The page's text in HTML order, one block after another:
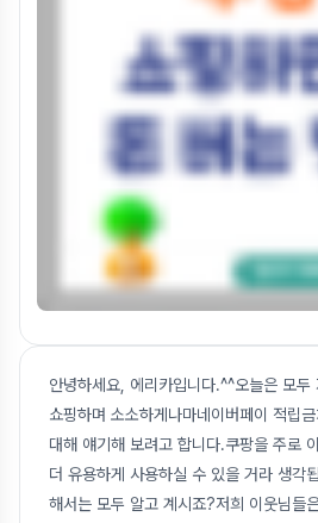
안녕하세요, 에리카입니다.^^오늘은 모두
쇼핑하며 소소하게나마네이버페이 적립
대해 얘기해 보려고 합니다.쿠팡을 주로
더 유용하게 사용하실 수 있을 거라 생각
해서는 모두 알고 계시죠?저희 이웃님들